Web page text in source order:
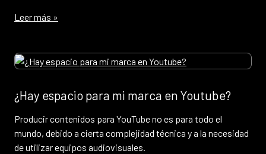
Leer más »
¿Hay espacio para mi marca en Youtube?
Producir contenidos para YouTube no es para todo el
mundo, debido a cierta complejidad técnica y a la necesidad
de utilizar equipos audiovisuales.